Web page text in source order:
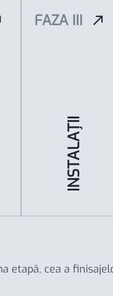
FAZA
INSTALAȚII
etapă, cea a